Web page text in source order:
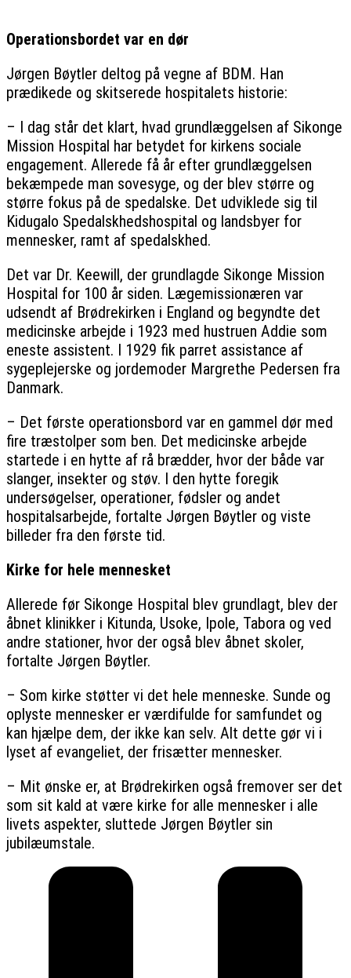
Operationsbordet var en dør
Jørgen Bøytler deltog på vegne af BDM. Han
prædikede og skitserede hospitalets historie:
– I dag står det klart, hvad grundlæggelsen af Sikonge
Mission Hospital har betydet for kirkens sociale
engagement. Allerede få år efter grundlæggelsen
bekæmpede man sovesyge, og der blev større og
større fokus på de spedalske. Det udviklede sig til
Kidugalo Spedalskhedshospital og landsbyer for
mennesker, ramt af spedalskhed.
Det var Dr. Keewill, der grundlagde Sikonge Mission
Hospital for 100 år siden. Lægemissionæren var
udsendt af Brødrekirken i England og begyndte det
medicinske arbejde i 1923 med hustruen Addie som
eneste assistent. I 1929 fik parret assistance af
sygeplejerske og jordemoder Margrethe Pedersen fra
Danmark.
– Det første operationsbord var en gammel dør med
fire træstolper som ben. Det medicinske arbejde
startede i en hytte af rå brædder, hvor der både var
slanger, insekter og støv. I den hytte foregik
undersøgelser, operationer, fødsler og andet
hospitalsarbejde, fortalte Jørgen Bøytler og viste
billeder fra den første tid.
Kirke for hele mennesket
Allerede før Sikonge Hospital blev grundlagt, blev der
åbnet klinikker i Kitunda, Usoke, Ipole, Tabora og ved
andre stationer, hvor der også blev åbnet skoler,
fortalte Jørgen Bøytler.
– Som kirke støtter vi det hele menneske. Sunde og
oplyste mennesker er værdifulde for samfundet og
kan hjælpe dem, der ikke kan selv. Alt dette gør vi i
lyset af evangeliet, der frisætter mennesker.
– Mit ønske er, at Brødrekirken også fremover ser det
som sit kald at være kirke for alle mennesker i alle
livets aspekter, sluttede Jørgen Bøytler sin
jubilæumstale.